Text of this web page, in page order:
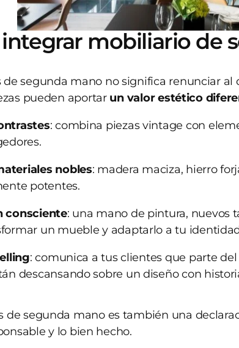
integrar mobiliario de
segunda mano no significa renunciar al
pueden aportar un valor estético
: combina piezas vintage con
nobles: madera maciza, hierro
potentes.
consciente: una mano de pintura, nuevos
un mueble y adaptarlo a tu
: comunica a tus clientes que parte
descansando sobre un diseño con
de segunda mano es también una
y lo bien hecho.